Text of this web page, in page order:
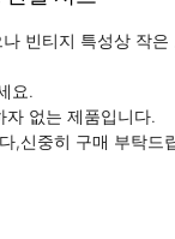
빈티지 특성상 작은
요.
없는 제품입니다.
,신중히 구매 부탁드